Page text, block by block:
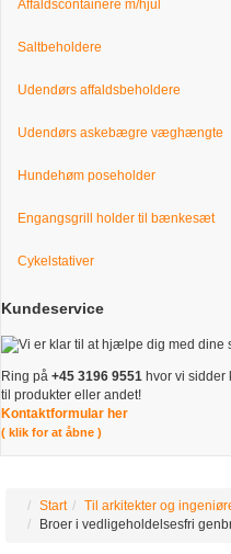
Affaldscontainere m/hjul
Saltbeholdere
Udendørs affaldsbeholdere
Udendørs askebægre væghængte
Hundehøm poseholder
Engangsgrill holder til bænkesæt
Cykelstativer
Kundeservice
Ring på +45 3196 9551 hvor vi sidder
til produkter eller andet!
Kontaktformular her
( klik for at åbne )
Start
Til arkitekter og
Broer i vedligeholdelsesfri